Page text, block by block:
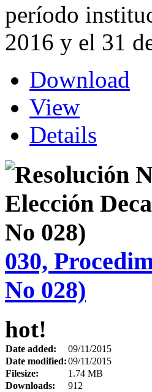
período
2016 y el 31
Download
View
Details
030,
No 028)
hot!
Date added:
09/11/2015
Date modified:09/11/2015
Filesize:
1.74 MB
Downloads:
912